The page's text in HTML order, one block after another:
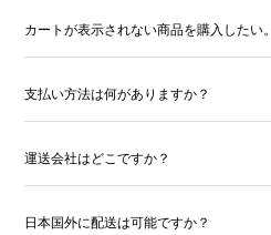
カートが表示されない商品を購入したい。
支払い方法は何がありますか？
運送会社はどこですか？
日本国外に配送は可能ですか？